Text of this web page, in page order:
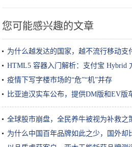
您可能感兴趣的文章
为什么越发达的国家，越不流行移动支
HTML5 容器入门解析：支付宝 Hybrid
疫情下写字楼市场的“危”“机”并存
比亚迪汉实车公布，提供DM版和EV版
全球股市崩盘，全民养牛被视为补救之
为什么中国百年品牌如此之少，国外